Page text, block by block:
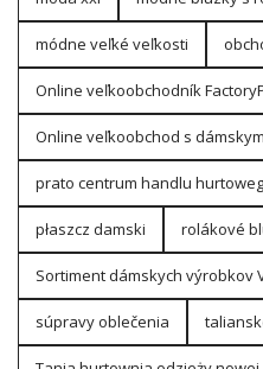
módne veľké veľkosti
Online veľkoobchodník
Online veľkoobchod s
prato centrum handlu
płaszcz damski rolákové
Sortiment dámskych výrobkov
súpravy oblečenia